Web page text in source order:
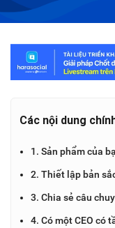
Các nội dung
1. Sản phẩm của
2. Thiết lập bản
3. Chia sẻ câu
4. Có một CEO có